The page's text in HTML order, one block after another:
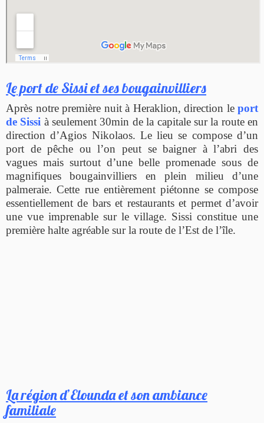
Le port de Sissi et ses bougainvilliers
Après notre première nuit à Heraklion, direction le port
de Sissi à seulement 30min de la capitale sur la route en
direction d’Agios Nikolaos. Le lieu se compose d’un
port de pêche ou l’on peut se baigner à l’abri des
vagues mais surtout d’une belle promenade sous de
magnifiques bougainvilliers en plein milieu d’une
palmeraie. Cette rue entièrement piétonne se compose
essentiellement de bars et restaurants et permet d’avoir
une vue imprenable sur le village. Sissi constitue une
première halte agréable sur la route de l’Est de l’île.
La région d’Elounda et son ambiance
familiale